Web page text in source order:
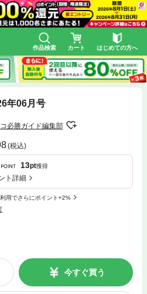
作品検索 カート はじめての方へ
年06月号
必勝ガイド編集部
(税込)
13pt獲得
ト詳細
用でさらにポイント+2%
今すぐ買う